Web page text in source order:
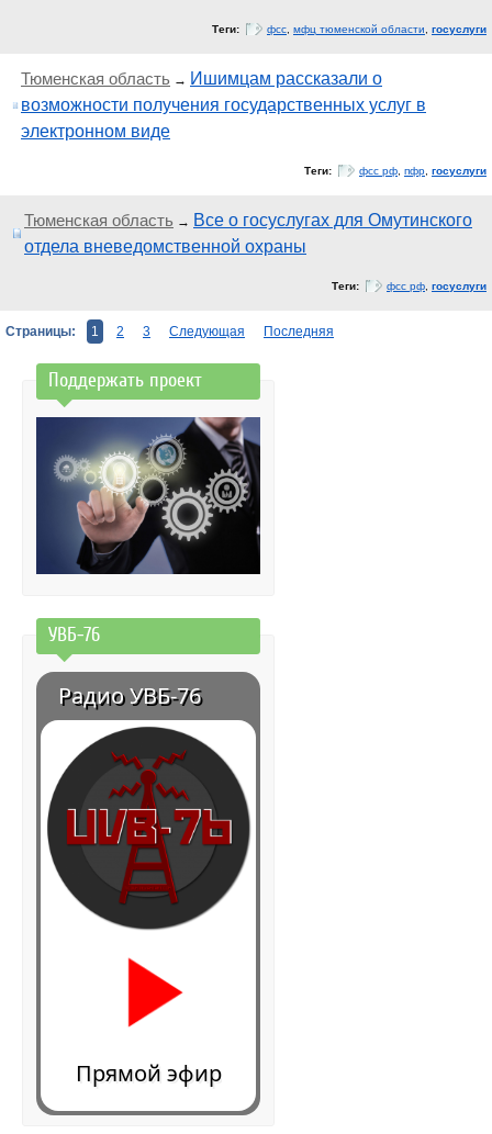
Теги: фсс мфц тюменской области госуслуги
Тюменская область → Ишимцам рассказали о
возможности получения государственных услуг в
электронном виде
Теги: фсс рф пфр госуслуги
Тюменская область → Все о госуслугах для Омутинского
отдела вневедомственной охраны
Теги: фсс рф госуслуги
Страницы: 1 2 3 Следующая Последняя
Поддержать проект
УВБ-76
Радио УВБ-76
Прямой эфир